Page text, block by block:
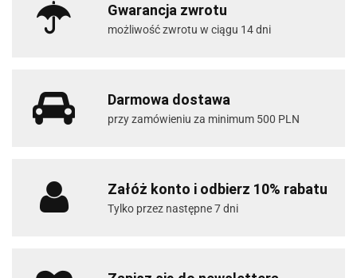
Gwarancja zwrotu
możliwość zwrotu w ciągu 14 dni
Darmowa dostawa
przy zamówieniu za minimum 500 PLN
Załóż konto i odbierz 10% rabatu
Tylko przez następne 7 dni